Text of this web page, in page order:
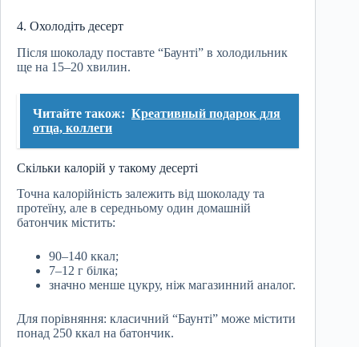
4. Охолодіть десерт
Після шоколаду поставте “Баунті” в холодильник
ще на 15–20 хвилин.
Читайте також: Креативный подарок для
отца, коллеги
Скільки калорій у такому десерті
Точна калорійність залежить від шоколаду та
протеїну, але в середньому один домашній
батончик містить:
90–140 ккал;
7–12 г білка;
значно менше цукру, ніж магазинний аналог.
Для порівняння: класичний “Баунті” може містити
понад 250 ккал на батончик.